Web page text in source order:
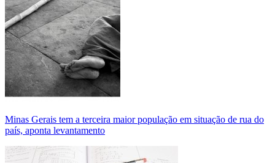
Minas Gerais tem a terceira maior população em situação de rua do
país, aponta levantamento